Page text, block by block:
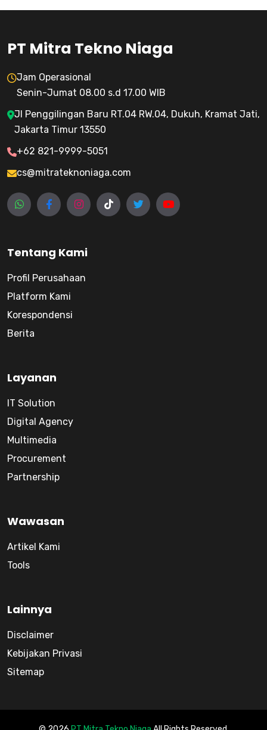
PT Mitra Tekno Niaga
Jam Operasional
Senin-Jumat 08.00 s.d 17.00 WIB
Jl Penggilingan Baru RT.04 RW.04, Dukuh, Kramat Jati,
Jakarta Timur 13550
+62 821-9999-5051
cs@mitrateknoniaga.com
Tentang Kami
Profil Perusahaan
Platform Kami
Korespondensi
Berita
Layanan
IT Solution
Digital Agency
Multimedia
Procurement
Partnership
Wawasan
Artikel Kami
Tools
Lainnya
Disclaimer
Kebijakan Privasi
Sitemap